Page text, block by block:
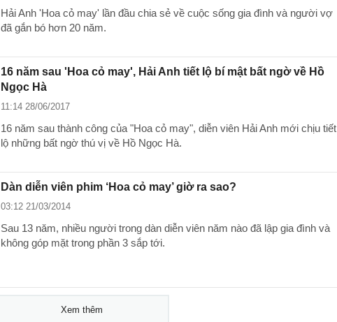
Hải Anh 'Hoa cỏ may' lần đầu chia sẻ về cuộc sống gia đình và người vợ
đã gắn bó hơn 20 năm.
16 năm sau 'Hoa cỏ may', Hải Anh tiết lộ bí mật bất ngờ về Hồ
Ngọc Hà
11:14 28/06/2017
16 năm sau thành công của "Hoa cỏ may", diễn viên Hải Anh mới chịu tiết
lộ những bất ngờ thú vị về Hồ Ngọc Hà.
Dàn diễn viên phim ‘Hoa cỏ may’ giờ ra sao?
03:12 21/03/2014
Sau 13 năm, nhiều người trong dàn diễn viên năm nào đã lập gia đình và
không góp mặt trong phần 3 sắp tới.
Xem thêm